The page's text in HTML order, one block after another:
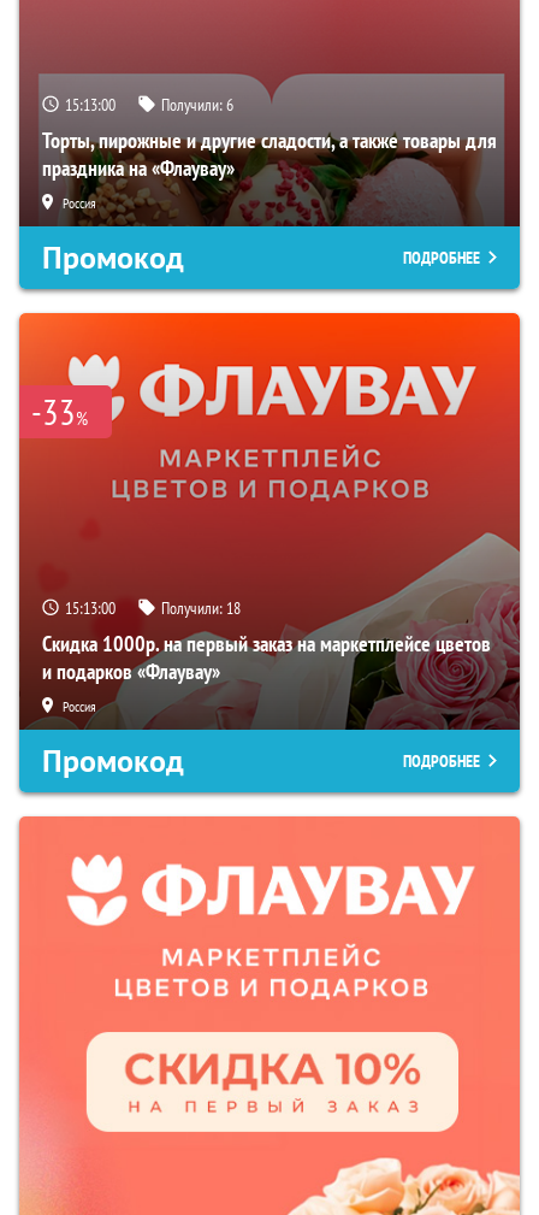
15:12:59 Получили:6
Торты, пирожные и другие сладости, а также товары для
праздника на «Флаувау»
Россия
Промокод ПОДРОБНЕЕ
-33%
15:12:59 Получили: 18
Скидка 1000р. на первый заказ на маркетплейсе цветов
и подарков «Флаувау»
Россия
Промокод ПОДРОБНЕЕ